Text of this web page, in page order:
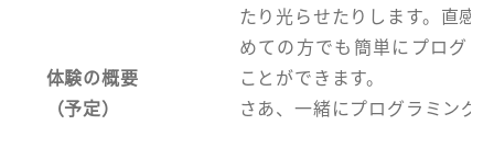
体験の概要
（予定）
たり光らせたりします。直感
めての方でも簡単にプログ
ことができます。
さあ、一緒にプログラミング